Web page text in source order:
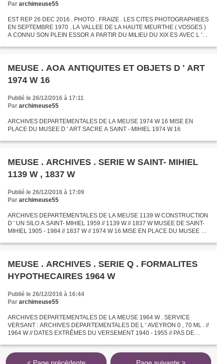
Par archimeuse55
EST REP 26 DEC 2016 . PHOTO . FRAIZE . LES CITES PHOTOGRAPHIEES
EN SEPTEMBRE 1970 . LA VALLEE DE LA HAUTE MEURTHE ( VOSGES )
A CONNU SON PLEIN ESSOR A PARTIR DU MILIEU DU XIX ES AVEC L '
1850 OUVRIERS...
MEUSE . AOA ANTIQUITES ET OBJETS D ' ART
1974 W 16
Publié le 26/12/2016 à 17:11
Par archimeuse55
ARCHIVES DEPARTEMENTALES DE LA MEUSE 1974 W 16 MISE EN
PLACE DU MUSEE D ' ART SACRE A SAINT - MIHIEL 1974 W 16
MEUSE . ARCHIVES . SERIE W SAINT- MIHIEL
1139 W , 1837 W
Publié le 26/12/2016 à 17:09
Par archimeuse55
ARCHIVES DEPARTEMENTALES DE LA MEUSE 1139 W CONSTRUCTION
D ' UN SILO A SAINT- MIHIEL 1959 // 1139 W // 1837 W MUSEE DE SAINT-
MIHIEL 1905 - 1984 // 1837 W // 1974 W 16 MISE EN PLACE DU MUSEE D '
MEUSE . ARCHIVES . SERIE Q . FORMALITES
HYPOTHECAIRES 1964 W
Publié le 26/12/2016 à 16:44
Par archimeuse55
ARCHIVES DEPARTEMENTALES DE LA MEUSE 1964 W . SERVICE
VERSANT : ARCHIVES DEPARTEMENTALES DE L ' AVEYRON 0 , 70 ML . //
1964 W // DATES EXTRÊMES DU VERSEMENT 1940 - 1955 // PAS DE
MENTION DE...